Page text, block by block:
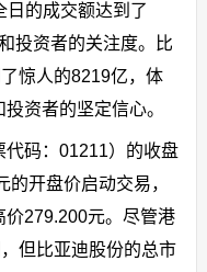
日的成交额达到了
投资者的关注度。比
惊人的8219亿，体
资者的坚定信心。
代码：01211）的收盘
开盘价启动交易，
价279.200元。尽管港
但比亚迪股份的总市